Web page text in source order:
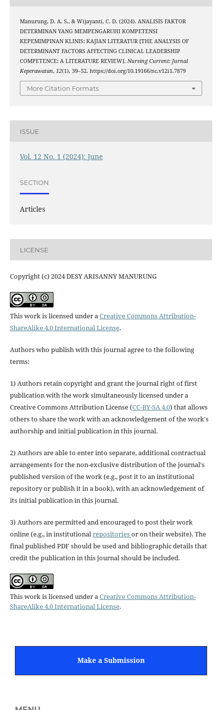
Manurung, D. A. S., & Wijayanti, C. D. (2024). ANALISIS FAKTOR
DETERMINAN YANG MEMPENGARUHI KOMPETENSI
KEPEMIMPINAN KLINIS: KAJIAN LITERATUR [THE ANALYSIS OF
DETERMINANT FACTORS AFFECTING CLINICAL LEADERSHIP
COMPETENCE: A LITERATURE REVIEW]. Nursing Current: Jurnal
Keperawatan, 12(1), 39–52. https://doi.org/10.19166/nc.v12i1.7879
More Citation Formats
ISSUE
Vol. 12 No. 1 (2024): June
SECTION
Articles
LICENSE
Copyright (c) 2024 DESY ARISANNY MANURUNG
This work is licensed under aCreative Commons Attribution-
ShareAlike 4.0 International License.
Authors who publish with this journal agree to the following
terms:
1) Authors retain copyright and grant the journal right of first
publication with the work simultaneously licensed under a
Creative Commons Attribution License (CC-BY-SA 4.0) that allows
others to share the work with an acknowledgement of the work's
authorship and initial publication in this journal.
2) Authors are able to enter into separate, additional contractual
arrangements for the non-exclusive distribution of the journal's
published version of the work (e.g., post it to an institutional
repository or publish it in a book), with an acknowledgement of
its initial publication in this journal.
3) Authors are permitted and encouraged to post their work
online (e.g., in institutionalrepositoriesor on their website). The
final published PDF should be used and bibliographic details that
credit the publication in this journal should be included.
This work is licensed under aCreative Commons Attribution-
ShareAlike 4.0 International License.
Make a Submission